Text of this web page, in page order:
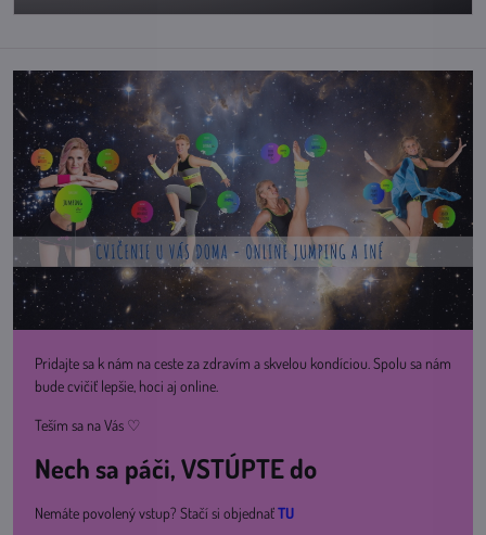
Pridajte sa k nám na ceste za zdravím a skvelou kondíciou. Spolu sa nám
bude cvičiť lepšie, hoci aj online.
Teším sa na Vás ♡
Nech sa páči, VSTÚPTE do
Nemáte povolený vstup? Stačí si objednaťTU